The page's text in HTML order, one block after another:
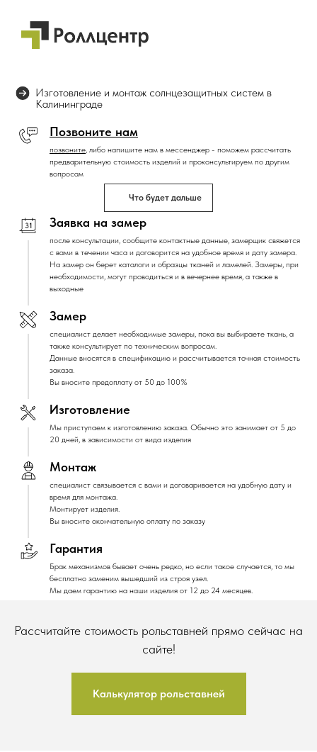
Изготовление и монтаж солнцезащитных систем в
Калининграде
Позвоните нам
позвоните, либо напишите нам в мессенджер - поможем рассчитать
предварительную стоимость изделий и проконсультируем по другим
вопросам
Что будет дальше
Заявка на замер
после консультации, сообщите контактные данные, замерщик свяжется
с вами в течении часа и договорится на удобное время и дату замера.
На замер он берет каталоги и образцы тканей и ламелей. Замеры, при
необходимости, могут проводиться и в вечернее время, а также в
выходные
Замер
специалист делает необходимые замеры, пока вы выбираете ткань, а
также консультирует по техническим вопросам.
Данные вносятся в спецификацию и рассчитывается точная стоимость
заказа.
Вы вносите предоплату от 50 до 100%
Изготовление
Мы приступаем к изготовлению заказа. Обычно это занимает от 5 до
20 дней, в зависимости от вида изделия
Монтаж
специалист связывается с вами и договаривается на удобную дату и
время для монтажа.
Монтирует изделия.
Вы вносите окончательную оплату по заказу
Гарантия
Брак механизмов бывает очень редко, но если такое случается, то мы
бесплатно заменим вышедший из строя узел.
Мы даем гарантию на наши изделия от 12 до 24 месяцев.
Рассчитайте стоимость рольставней прямо сейчас на
сайте!
Калькулятор рольставней